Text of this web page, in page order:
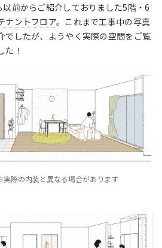
前からご紹介しておりました5階・6
ナントフロア。これまで工事中の写真
でしたが、ようやく実際の空間をご覧
た！
際の内装と異なる場合があります